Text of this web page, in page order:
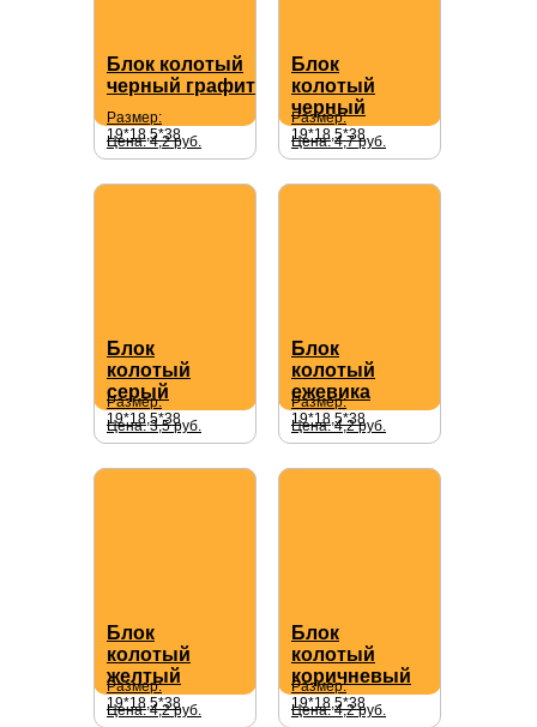
Блок
колотый
серый
Размер:
19*18,5*38
Цена: 3,5 руб.
Блок колотый
черный графит
Размер:
19*18,5*38
Цена: 4,2 руб.
Блок
колотый
ежевика
Размер:
19*18,5*38
Цена: 4,2 руб.
Блок
колотый
желтый
Размер:
19*18,5*38
Цена: 4,2 руб.
Блок
колотый
коричневый
Размер:
19*18,5*38
Цена: 4,2 руб.
Блок
колотый
черный
Размер:
19*18,5*38
Цена: 4,7 руб.